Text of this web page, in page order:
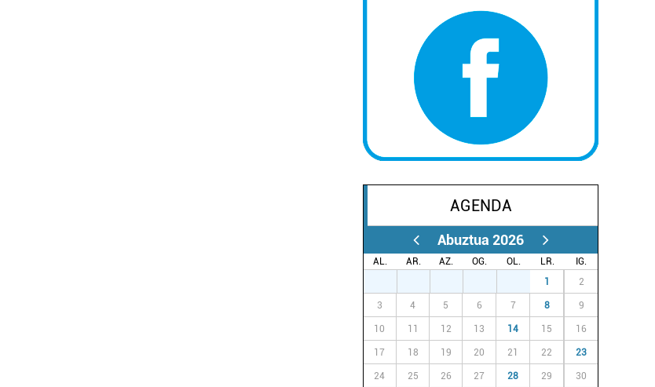
AGENDA
Abuztua 2026
AL. AR. AZ. OG. OL. LR.
IG.
1 2
3 4 5 6 7 8 9
10 11 12 13 14 15 16
17 18 19 20 21 22 23
24 25 26 27 28 29 30